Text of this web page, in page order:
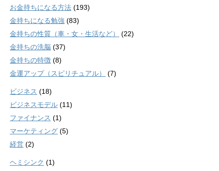
お金持ちになる方法 (193)
金持ちになる勉強 (83)
金持ちの性質（車・女・生活など）
(22)
金持ちの洗脳 (37)
金持ちの特徴 (8)
金運アップ（スピリチュアル）
(7)
ビジネス (18)
ビジネスモデル (11)
ファイナンス (1)
マーケティング (5)
経営 (2)
ヘミシンク (1)